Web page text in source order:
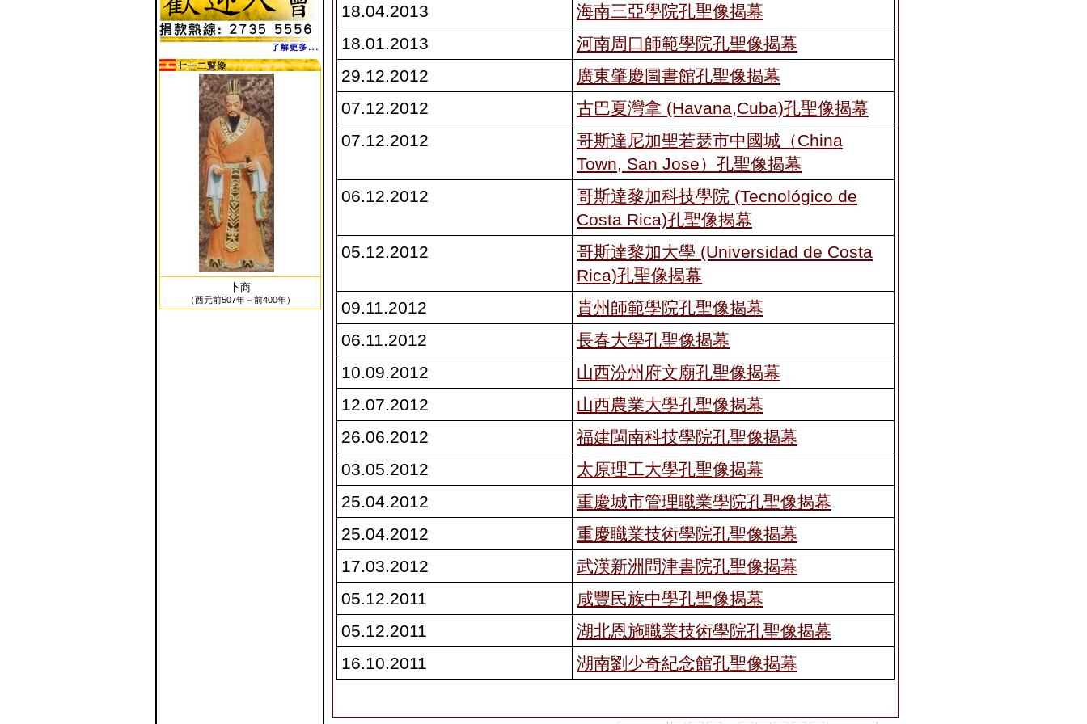
卜商
（西元前507年－前400年）
18.04.2013
海南三亞學院孔聖像揭幕
18.01.2013
河南周口師範學院孔聖像揭幕
29.12.2012
廣東肇慶圖書館孔聖像揭幕
07.12.2012
古巴夏灣拿 (Havana,Cuba)孔聖像揭幕
07.12.2012
哥斯達尼加聖若瑟市中國城（China
Town, San Jose）孔聖像揭幕
06.12.2012
哥斯達黎加科技學院 (Tecnológico de
Costa Rica)孔聖像揭幕
05.12.2012
哥斯達黎加大學 (Universidad de Costa
Rica)孔聖像揭幕
09.11.2012
貴州師範學院孔聖像揭幕
06.11.2012
長春大學孔聖像揭幕
10.09.2012
山西汾州府文廟孔聖像揭幕
12.07.2012
山西農業大學孔聖像揭幕
26.06.2012
福建閩南科技學院孔聖像揭幕
03.05.2012
太原理工大學孔聖像揭幕
25.04.2012
重慶城市管理職業學院孔聖像揭幕
25.04.2012
重慶職業技術學院孔聖像揭幕
17.03.2012
武漢新洲問津書院孔聖像揭幕
05.12.2011
咸豐民族中學孔聖像揭幕
05.12.2011
湖北恩施職業技術學院孔聖像揭幕
16.10.2011
湖南劉少奇紀念館孔聖像揭幕